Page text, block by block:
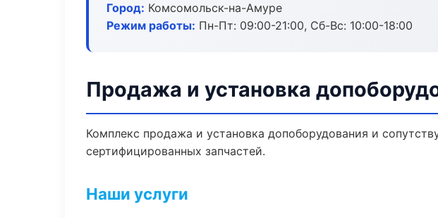
Город: Комсомольск-на-Амуре
Режим работы: Пн-Пт: 09:00-21:00, Сб-Вс: 10:00-18:00
Продажа и установка
Комплекс продажа и установка допоборудования и
сертифицированных запчастей.
Наши услуги